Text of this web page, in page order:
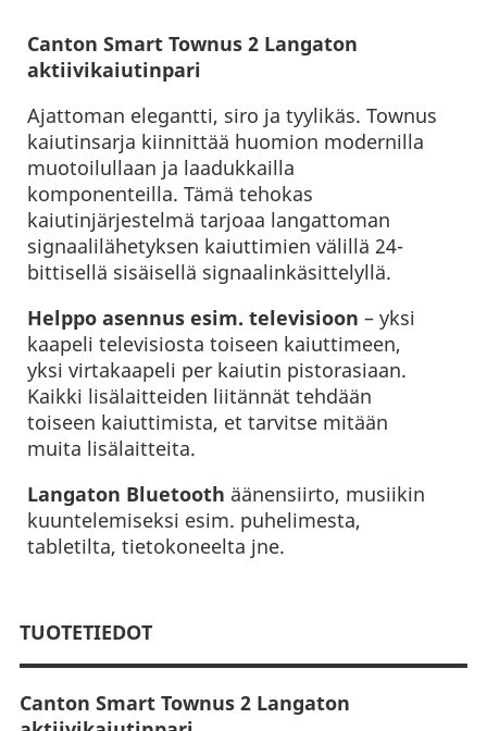
Canton Smart Townus 2 Langaton
aktiivikaiutinpari
Ajattoman elegantti, siro ja tyylikäs. Townus
kaiutinsarja kiinnittää huomion modernilla
muotoilullaan ja laadukkailla
komponenteilla. Tämä tehokas
kaiutinjärjestelmä tarjoaa langattoman
signaalilähetyksen kaiuttimien välillä 24-
bittisellä sisäisellä signaalinkäsittelyllä.
Helppo asennus esim. televisioon – yksi
kaapeli televisiosta toiseen kaiuttimeen,
yksi virtakaapeli per kaiutin pistorasiaan.
Kaikki lisälaitteiden liitännät tehdään
toiseen kaiuttimista, et tarvitse mitään
muita lisälaitteita.
Langaton Bluetooth äänensiirto, musiikin
kuuntelemiseksi esim. puhelimesta,
tabletilta, tietokoneelta jne.
TUOTETIEDOT
Canton Smart Townus 2 Langaton